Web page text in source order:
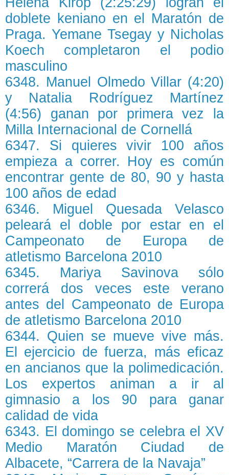
doblete keniano en el Maratón de
Praga. Yemane Tsegay y Nicholas
Koech completaron el podio
masculino
6348. Manuel Olmedo Villar (4:20)
y Natalia Rodríguez Martínez
(4:56) ganan por primera vez la
Milla Internacional de Cornellá
6347. Si quieres vivir 100 años
empieza a correr. Hoy es común
encontrar gente de 80, 90 y hasta
100 años de edad
6346. Miguel Quesada Velasco
peleará el doble por estar en el
Campeonato de Europa de
atletismo Barcelona 2010
6345. Mariya Savinova sólo
correrá dos veces este verano
antes del Campeonato de Europa
de atletismo Barcelona 2010
6344. Quien se mueve vive más.
El ejercicio de fuerza, más eficaz
en ancianos que la polimedicación.
Los expertos animan a ir al
gimnasio a los 90 para ganar
calidad de vida
6343. El domingo se celebra el XV
Medio Maratón Ciudad de
Albacete, “Carrera de la Navaja”